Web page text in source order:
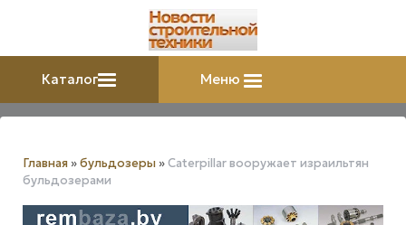
Каталог Меню
Главная »бульдозеры »Caterpillar вооружает израильтян
бульдозерами